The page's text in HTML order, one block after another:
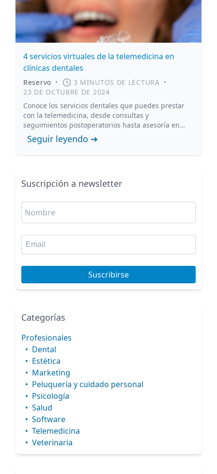
4 servicios virtuales de la telemedicina en
clínicas dentales
Reservo • 3 MINUTOS DE LECTURA •
23 DE OCTUBRE DE 2024
Conoce los servicios dentales que puedes prestar
con la telemedicina, desde consultas y
seguimientos postoperatorios hasta asesoría en
higiene bucal.
Seguir leyendo ➔
Suscripción a newsletter
Suscribirse
Categorías
Profesionales
• Dental
• Estética
• Marketing
• Peluquería y cuidado personal
• Psicología
• Salud
• Software
• Telemedicina
• Veterinaria